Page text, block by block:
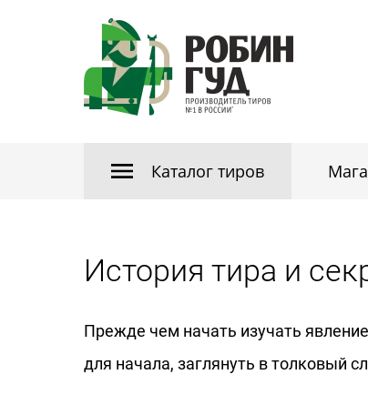
Каталог тиров
История тира и
Прежде чем начать изучать
для начала, заглянуть в толковый